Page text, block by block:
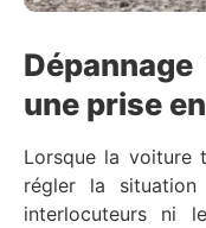
une prise
Lorsque la voiture
régler la situation
interlocuteurs ni